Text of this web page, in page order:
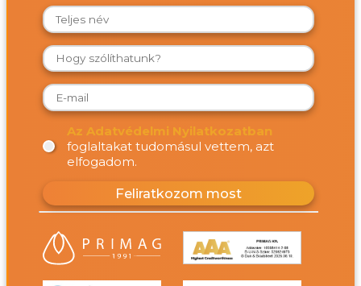
Az Adatvédelmi Nyilatkozatban
foglaltakat tudomásul vettem, azt
elfogadom.
Feliratkozom most